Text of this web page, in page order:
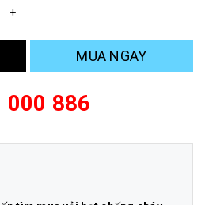
+
MUA NGAY
000 886